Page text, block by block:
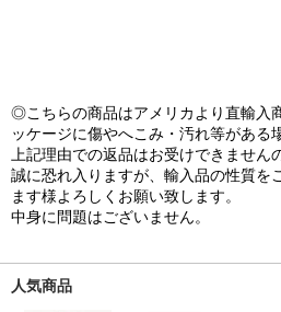
◎こちらの商品はアメリカより直輸入
ッケージに傷やへこみ・汚れ等がある
上記理由での返品はお受けできません
誠に恐れ入りますが、輸入品の性質を
ます様よろしくお願い致します。
中身に問題はございません。
人気商品